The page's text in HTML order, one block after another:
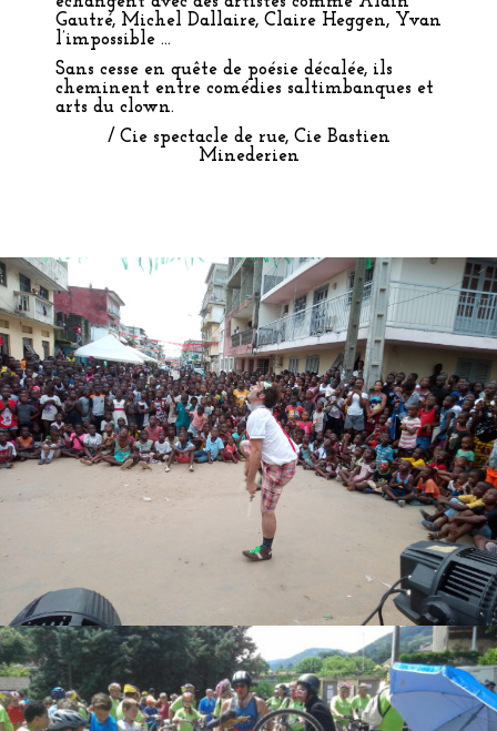
Gautré, Michel Dallaire, Claire Heggen, Yvan
l’impossible …
Sans cesse en quête de poésie décalée, ils
cheminent entre comédies saltimbanques et
arts du clown.
/ Cie spectacle de rue, Cie Bastien
Minederien